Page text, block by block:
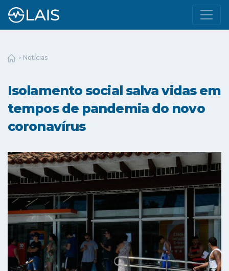
Notícias
Isolamento social salva vidas em
tempos de pandemia do novo
coronavírus